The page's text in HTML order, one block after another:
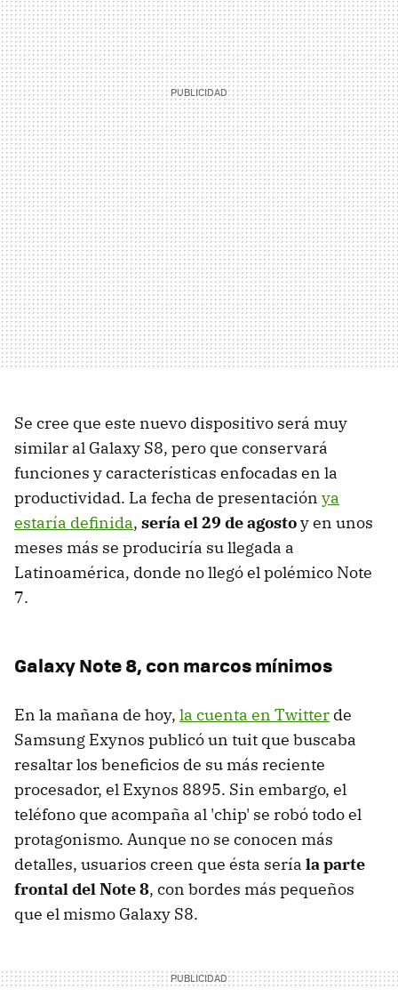
Se cree que este nuevo dispositivo será muy
similar al Galaxy S8, pero que conservará
funciones y características enfocadas en la
productividad. La fecha de presentación ya
estaría definida, sería el 29 de agostoy en unos
meses más se produciría su llegada a
Latinoamérica, donde no llegó el polémico Note
7.
Galaxy Note 8, con marcos mínimos
En la mañana de hoy, la cuenta en Twitter de
Samsung Exynos publicó un tuit que buscaba
resaltar los beneficios de su más reciente
procesador, el Exynos 8895. Sin embargo, el
teléfono que acompaña al 'chip' se robó todo el
protagonismo. Aunque no se conocen más
detalles, usuarios creen que ésta sería la parte
frontal del Note 8, con bordes más pequeños
que el mismo Galaxy S8.